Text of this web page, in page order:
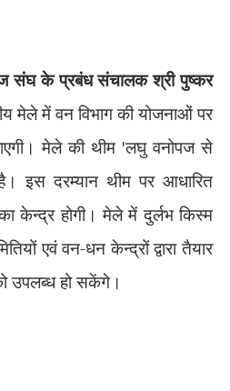
संघ के प्रबंध संचालक श्री पुष्कर
मेले में वन विभाग की योजनाओं पर
मेले की थीम 'लघु वनोपज से
इस दरम्यान थीम पर आधारित
केन्द्र होगी। मेले में दुर्लभ किस्म
एवं वन-धन केन्द्रों द्वारा तैयार
उपलब्ध हो सकेंगे।